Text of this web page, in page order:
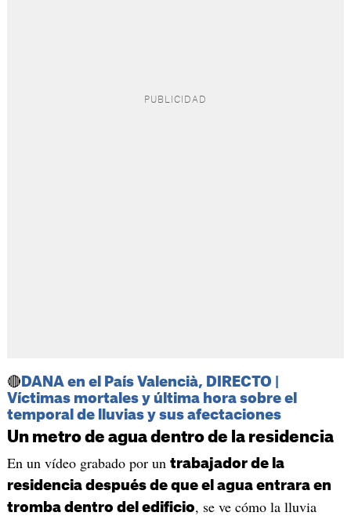
🔴 DANA en el País Valencià, DIRECTO |
Víctimas mortales y última hora sobre el
temporal de lluvias y sus afectaciones
Un metro de agua dentro de la residencia
En un vídeo grabado por un trabajador de la
residencia después de que el agua entrara en
tromba dentro del edificio, se ve cómo la lluvia